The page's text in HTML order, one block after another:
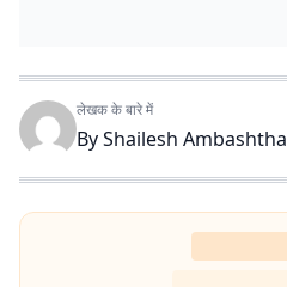
लेखक के बारे में
ByShailesh Ambashtha